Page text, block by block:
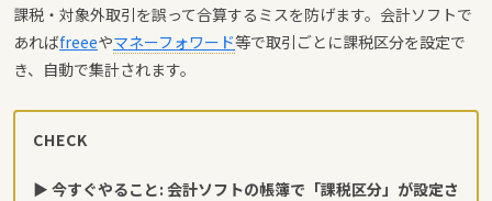
課税・対象外取引を誤って合算するミスを防げます。会計ソフトで
あればfreeeやマネーフォワード等で取引ごとに課税区分を設定で
き、自動で集計されます。
CHECK
▶ 今すぐやること: 会計ソフトの帳簿で「課税区分」が設定さ